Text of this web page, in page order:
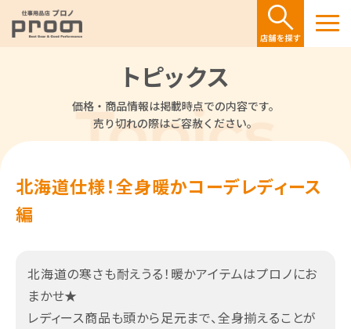
トピックス
価格・商品情報は掲載時点での内容です。
売り切れの際はご容赦ください。
北海道仕様！全身暖かコーデレディース
編
北海道の寒さも耐えうる！暖かアイテムはプロノにお
まかせ★
レディース商品も頭から足元まで、全身揃えることが